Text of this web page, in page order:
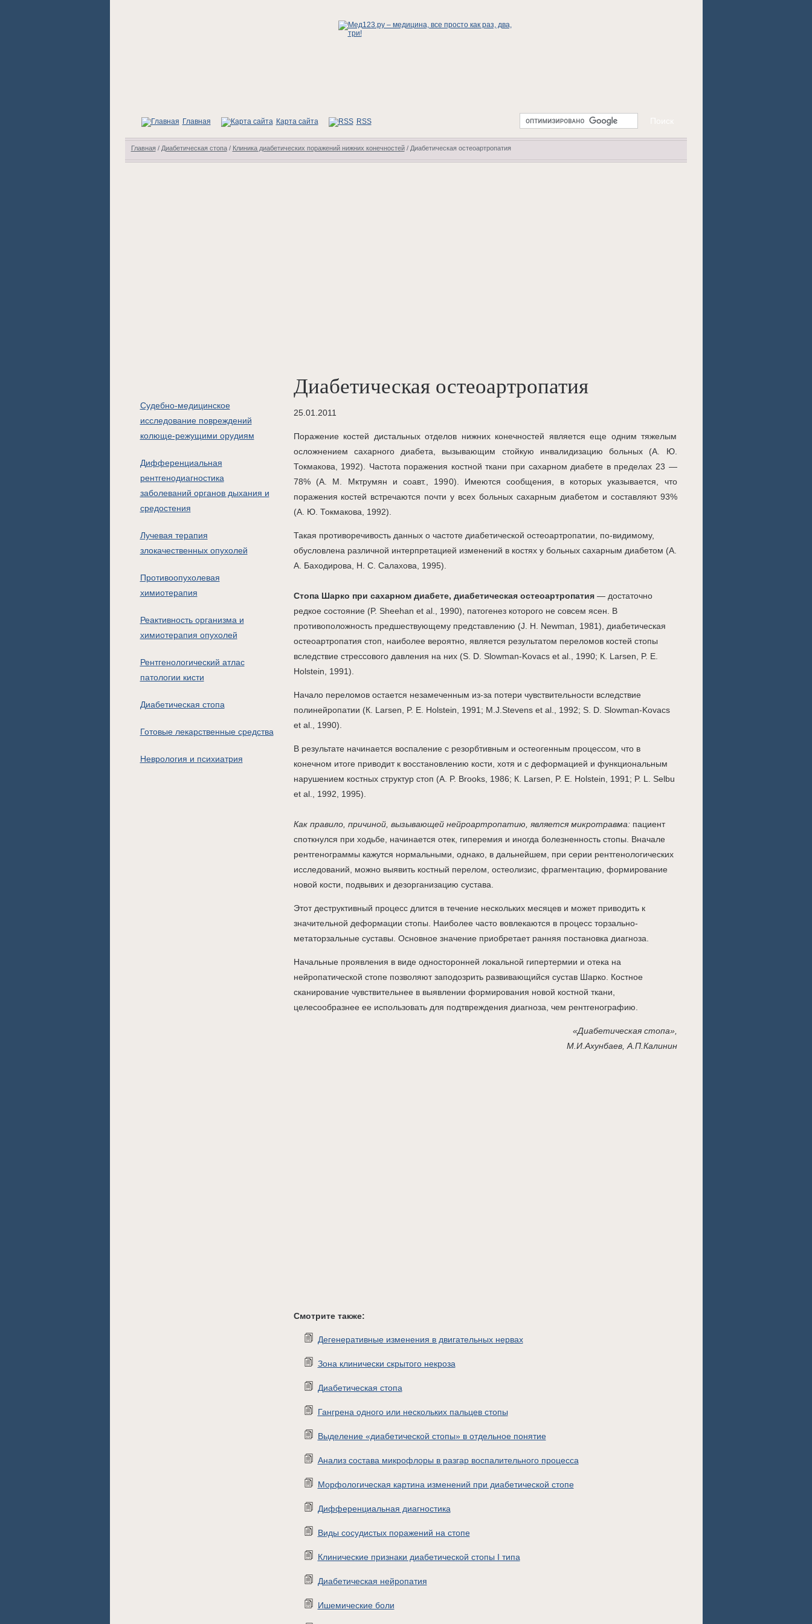
Главная Карта сайта RSS
Главная/ Диабетическая стопа/ Клиника диабетических поражений нижних конечностей/ Диабетическая остеоартропатия
Судебно-медицинское
исследование повреждений
колюще-режущими орудиям
Дифференциальная
рентгенодиагностика
заболеваний органов дыхания и
средостения
Лучевая терапия
злокачественных опухолей
Противоопухолевая
химиотерапия
Реактивность организма и
химиотерапия опухолей
Рентгенологический атлас
патологии кисти
Диабетическая стопа
Готовые лекарственные средства
Неврология и психиатрия
Диабетическая остеоартропатия
25.01.2011
Поражение костей дистальных отделов нижних конечностей является еще одним тяжелым
осложнением сахарного диабета, вызывающим стойкую инвалидизацию больных (А. Ю.
Токмакова, 1992). Частота поражения костной ткани при сахарном диабете в пределах 23 —
78% (А. М. Мктрумян и соавт., 1990). Имеются сообщения, в которых указывается, что
поражения костей встречаются почти у всех больных сахарным диабетом и составляют 93%
(А. Ю. Токмакова, 1992).
Такая противоречивость данных о частоте диабетической остеоартропатии, по-видимому,
обусловлена различной интерпретацией изменений в костях у больных сахарным диабетом (А.
А. Баходирова, Н. С. Салахова, 1995).
Стопа Шарко при сахарном диабете, диабетическая остеоартропатия — достаточно
редкое состояние (P. Sheehan et al., 1990), патогенез которого не совсем ясен. В
противоположность предшествующему представлению (J. Н. Newman, 1981), диабетическая
остеоартропатия стоп, наиболее вероятно, является результатом переломов костей стопы
вследствие стрессового давления на них (S. D. Slowman-Kovacs et al., 1990; К. Larsen, P. E.
Holstein, 1991).
Начало переломов остается незамеченным из-за потери чувствительности вследствие
полинейропатии (К. Larsen, P. Е. Holstein, 1991; M.J.Stevens et al., 1992; S. D. Slowman-Kovacs
et al., 1990).
В результате начинается воспаление с резорбтивным и остеогенным процессом, что в
конечном итоге приводит к восстановлению кости, хотя и с деформацией и функциональным
нарушением костных структур стоп (А. P. Brooks, 1986; К. Larsen, P. Е. Holstein, 1991; P. L. Selbu
et al., 1992, 1995).
Как правило, причиной, вызывающей нейроартропатию, является микротравма: пациент
споткнулся при ходьбе, начинается отек, гиперемия и иногда болезненность стопы. Вначале
рентгенограммы кажутся нормальными, однако, в дальнейшем, при серии рентгенологических
исследований, можно выявить костный перелом, остеолизис, фрагментацию, формирование
новой кости, подвывих и дезорганизацию сустава.
Этот деструктивный процесс длится в течение нескольких месяцев и может приводить к
значительной деформации стопы. Наиболее часто вовлекаются в процесс торзально-
метаторзальные суставы. Основное значение приобретает ранняя постановка диагноза.
Начальные проявления в виде односторонней локальной гипертермии и отека на
нейропатической стопе позволяют заподозрить развивающийся сустав Шарко. Костное
сканирование чувствительнее в выявлении формирования новой костной ткани,
целесообразнее ее использовать для подтвреждения диагноза, чем рентгенографию.
«Диабетическая стопа»,
М.И.Ахунбаев, А.П.Калинин
Смотрите также:
Дегенеративные изменения в двигательных нервах
Зона клинически скрытого некроза
Диабетическая стопа
Гангрена одного или нескольких пальцев стопы
Выделение «диабетической стопы» в отдельное понятие
Анализ состава микрофлоры в разгар воспалительного процесса
Морфологическая картина изменений при диабетической стопе
Дифференциальная диагностика
Виды сосудистых поражений на стопе
Клинические признаки диабетической стопы I типа
Диабетическая нейропатия
Ишемические боли